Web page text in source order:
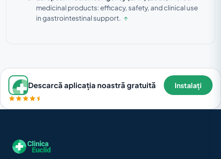
medicinal products: efficacy, safety, and clinical use
in gastrointestinal support. ↑
Descarcă aplicația noastră gratuită Instalați